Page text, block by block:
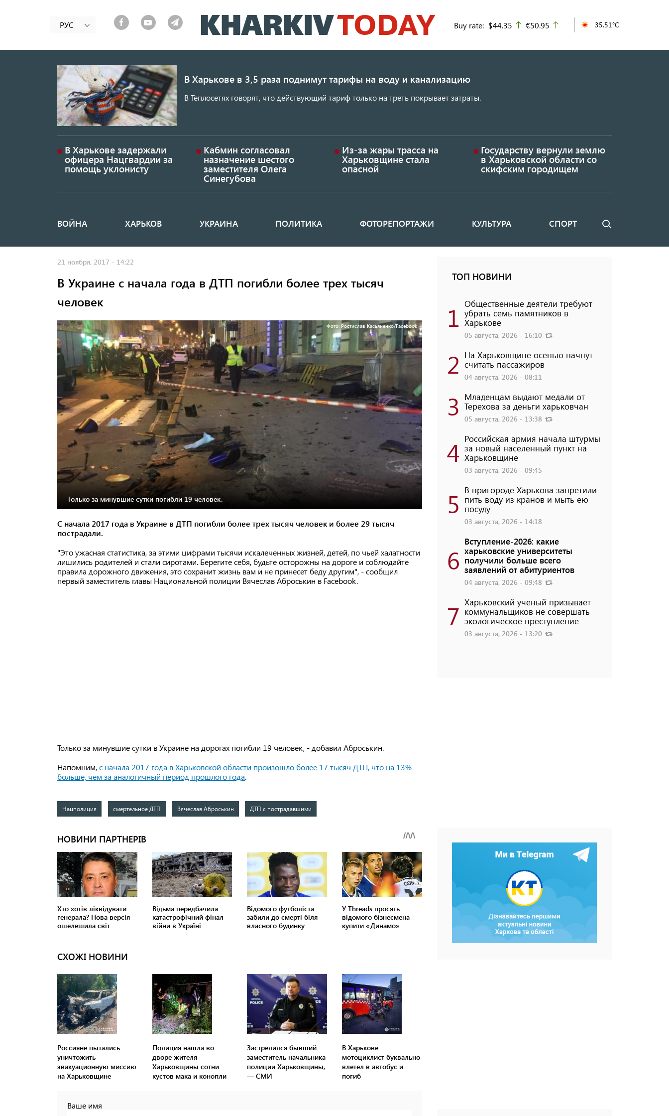
к
основному
РУС Buy rate: $44.35 up
€50.95 35.51°C
В Харькове в 3,5 раза поднимут тарифы на воду и канализацию
В Теплосетях говорят, что действующий тариф только на треть покрывает затраты.
В Харькове задержали
офицера Нацгвардии за
помощь уклонисту
Кабмин согласовал
назначение шестого
заместителя Олега
Синегубова
Из-за жары трасса на
Харьковщине стала
опасной
Государству вернули землю
в Харьковской области со
скифским городищем
Основная
ВОЙНА ХАРЬКОВ УКРАИНА ПОЛИТИКА ФОТОРЕПОРТАЖИ КУЛЬТУРА СПОРТ Поиск
21 ноября, 2017 - 14:22
В Украине с начала года в ДТП погибли более трех тысяч
человек
Фото: Ростислав Касьяненко/Facebook
Только за минувшие сутки погибли 19 человек.
С начала 2017 года в Украине в ДТП погибли более трех тысяч человек и более 29 тысяч
пострадали.
"Это ужасная статистика, за этими цифрами тысячи искалеченных жизней, детей, по чьей халатности
лишились родителей и стали сиротами. Берегите себя, будьте осторожны на дороге и соблюдайте
правила дорожного движения, это сохранит жизнь вам и не принесет беду другим", - сообщил
первый заместитель главы Национальной полиции Вячеслав Аброськин в Facebook.
Только за минувшие сутки в Украине на дорогах погибли 19 человек, - добавил Аброськин.
Напомним,с начала 2017 года в Харьковской области произошло более 17 тысяч ДТП, что на 13%
больше, чем за аналогичный период прошлого года.
Нацполиция смертельное ДТП Вячеслав Аброськин ДТП с пострадавшими
СХОЖІ НОВИНИ
Россияне пытались
уничтожить
эвакуационную миссию
на Харьковщине
Полиция нашла во
дворе жителя
Харьковщины сотни
кустов мака и конопли
Застрелился бывший
заместитель начальника
полиции Харьковщины,
— СМИ
В Харькове
мотоциклист буквально
влетел в автобус и
погиб
Ваше имя
ТОП НОВИНИ
1 Общественные деятели требуют
убрать семь памятников в
Харькове
05 августа, 2026 - 16:10
2 На Харьковщине осенью начнут
считать пассажиров
04 августа, 2026 - 08:11
3 Младенцам выдают медали от
Терехова за деньги харьковчан
05 августа, 2026 - 13:38
4 Российская армия начала штурмы
за новый населенный пункт на
Харьковщине
03 августа, 2026 - 09:45
5 В пригороде Харькова запретили
пить воду из кранов и мыть ею
посуду
03 августа, 2026 - 14:18
6
Вступление-2026: какие
харьковские университеты
получили больше всего
заявлений от абитуриентов
04 августа, 2026 - 09:48
7 Харьковский ученый призывает
коммунальщиков не совершать
экологическое преступление
03 августа, 2026 - 13:20